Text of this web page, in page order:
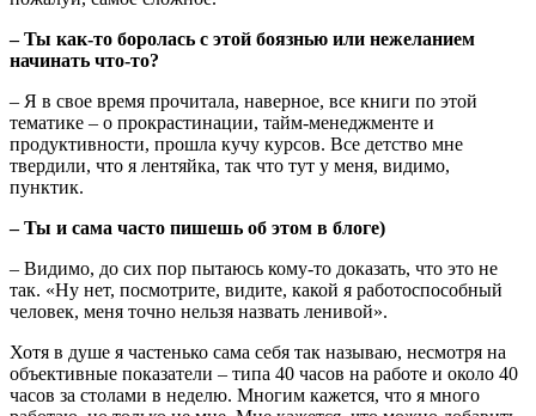
– Ты как-то боролась с этой боязнью или нежеланием
начинать что-то?
– Я в свое время прочитала, наверное, все книги по этой
тематике – о прокрастинации, тайм-менеджменте и
продуктивности, прошла кучу курсов. Все детство мне
твердили, что я лентяйка, так что тут у меня, видимо,
пунктик.
– Ты и сама часто пишешь об этом в блоге)
– Видимо, до сих пор пытаюсь кому-то доказать, что это не
так. «Ну нет, посмотрите, видите, какой я работоспособный
человек, меня точно нельзя назвать ленивой».
Хотя в душе я частенько сама себя так называю, несмотря на
объективные показатели – типа 40 часов на работе и около 40
часов за столами в неделю. Многим кажется, что я много